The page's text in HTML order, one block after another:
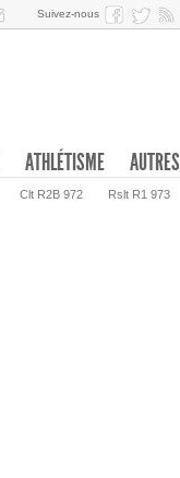
Suivez-nous
Clt R2B 972 Rslt R1 973
ATHLÉTISME AUTRES